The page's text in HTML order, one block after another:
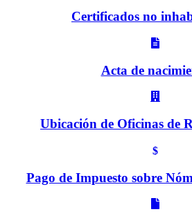
Certificados no
Acta de
Ubicación de Oficinas de
$
Pago de Impuesto sobre